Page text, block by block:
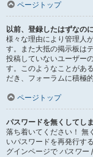
ページトップ
以前、登録したはずなの
様々な理由により管理人
す。また大抵の掲示板は
投稿していないユーザー
す。このようなことがあ
だき、フォーラムに積極
ページトップ
パスワードを無くしてし
落ち着いてください！ 無
いパスワードを再発行す
グインページで パスワー